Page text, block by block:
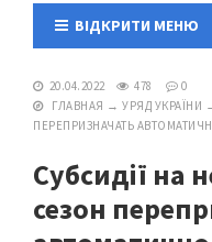
ВІДКРИТИ МЕНЮ
20.04.2022 478
0
ГЛАВНАЯ → УРЯД УКРАЇНИ
ПЕРЕПРИЗНАЧАТЬ
Субсидії на
сезон